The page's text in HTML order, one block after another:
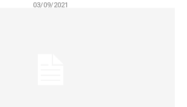
03/09/2021